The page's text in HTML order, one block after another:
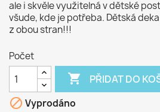
ale i skvěle využitelná v dětské
všude, kde je potřeba. Dětská
z obou stran!!!
Počet
 PŘIDAT DO
 Vyprodáno